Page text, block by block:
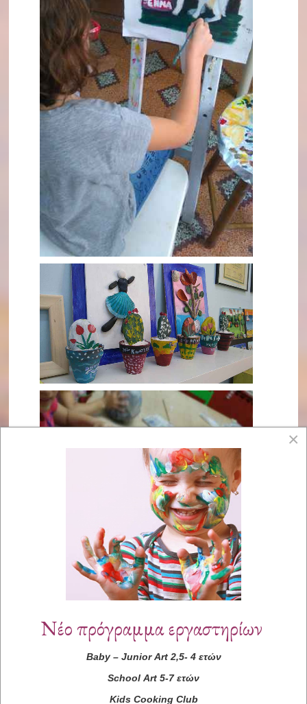
×
Νέο πρόγραμμα εργαστηρίων
Baby– Junior Art2,5- 4 ετών
School Art 5-7 ετών
Kids Cooking Club